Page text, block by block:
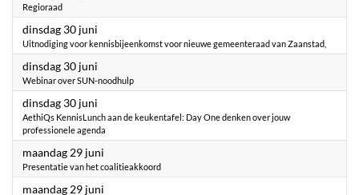
Regioraad
dinsdag 30 juni
Uitnodiging voor kennisbijeenkomst voor nieuwe gemeenteraad van Zaanstad,
dinsdag 30 juni
Webinar over SUN-noodhulp
dinsdag 30 juni
AethiQs KennisLunch aan de keukentafel: Day One denken over jouw
professionele agenda
maandag 29 juni
Presentatie van het coalitieakkoord
maandag 29 juni